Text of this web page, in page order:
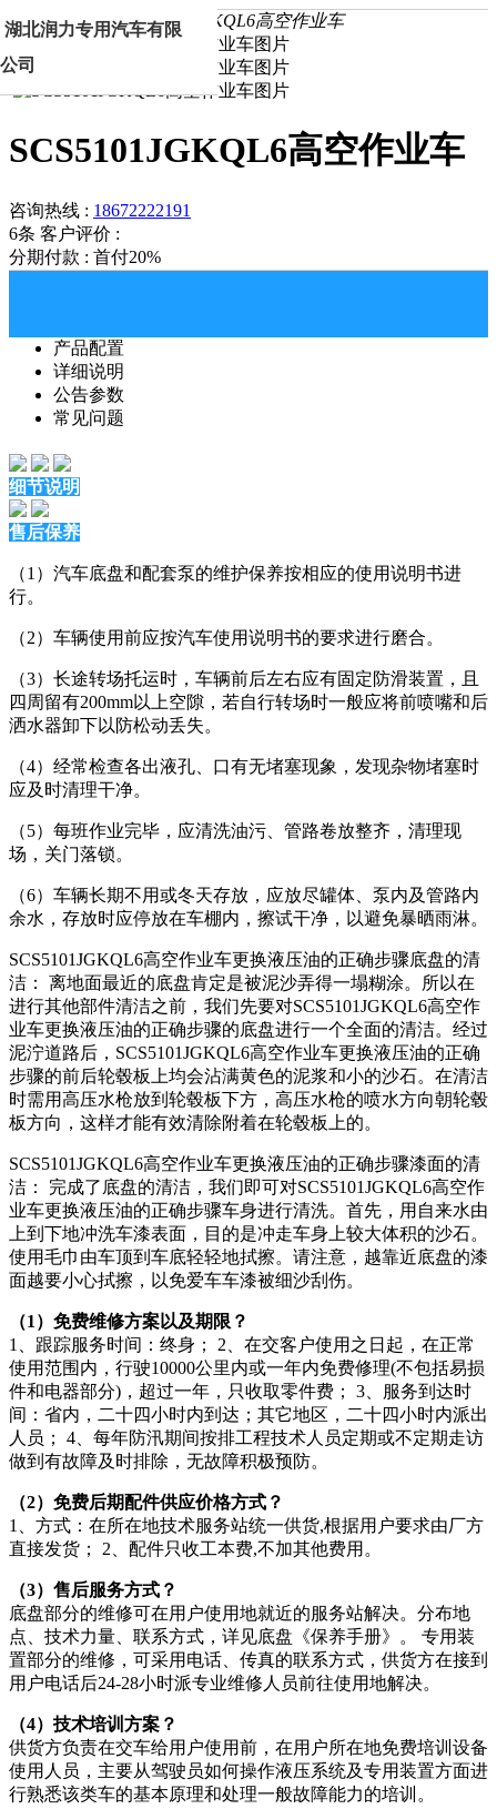
湖北润力专用汽车有限
公司
首页 产品中心 SCS5101JGKQL6高空作业车
SCS5101JGKQL6高空作业车
咨询热线 : 18672222191
6条 客户评价 :
分期付款 : 首付20%
产品配置
详细说明
公告参数
常见问题
细节说明
售后保养
（1）汽车底盘和配套泵的维护保养按相应的使用说明书进
行。
（2）车辆使用前应按汽车使用说明书的要求进行磨合。
（3）长途转场托运时，车辆前后左右应有固定防滑装置，且
四周留有200mm以上空隙，若自行转场时一般应将前喷嘴和后
洒水器卸下以防松动丢失。
（4）经常检查各出液孔、口有无堵塞现象，发现杂物堵塞时
应及时清理干净。
（5）每班作业完毕，应清洗油污、管路卷放整齐，清理现
场，关门落锁。
（6）车辆长期不用或冬天存放，应放尽罐体、泵内及管路内
余水，存放时应停放在车棚内，擦试干净，以避免暴晒雨淋。
SCS5101JGKQL6高空作业车更换液压油的正确步骤底盘的清
洁： 离地面最近的底盘肯定是被泥沙弄得一塌糊涂。所以在
进行其他部件清洁之前，我们先要对SCS5101JGKQL6高空作
业车更换液压油的正确步骤的底盘进行一个全面的清洁。经过
泥泞道路后，SCS5101JGKQL6高空作业车更换液压油的正确
步骤的前后轮毂板上均会沾满黄色的泥浆和小的沙石。在清洁
时需用高压水枪放到轮毂板下方，高压水枪的喷水方向朝轮毂
板方向，这样才能有效清除附着在轮毂板上的。
SCS5101JGKQL6高空作业车更换液压油的正确步骤漆面的清
洁： 完成了底盘的清洁，我们即可对SCS5101JGKQL6高空作
业车更换液压油的正确步骤车身进行清洗。首先，用自来水由
上到下地冲洗车漆表面，目的是冲走车身上较大体积的沙石。
使用毛巾由车顶到车底轻轻地拭擦。请注意，越靠近底盘的漆
面越要小心拭擦，以免爱车车漆被细沙刮伤。
（1）免费维修方案以及期限？
1、跟踪服务时间：终身； 2、在交客户使用之日起，在正常
使用范围内，行驶10000公里内或一年内免费修理(不包括易损
件和电器部分)，超过一年，只收取零件费； 3、服务到达时
间：省内，二十四小时内到达；其它地区，二十四小时内派出
人员； 4、每年防汛期间按排工程技术人员定期或不定期走访
做到有故障及时排除，无故障积极预防。
（2）免费后期配件供应价格方式？
1、方式：在所在地技术服务站统一供货,根据用户要求由厂方
直接发货； 2、配件只收工本费,不加其他费用。
（3）售后服务方式？
底盘部分的维修可在用户使用地就近的服务站解决。分布地
点、技术力量、联系方式，详见底盘《保养手册》。 专用装
置部分的维修，可采用电话、传真的联系方式，供货方在接到
用户电话后24-28小时派专业维修人员前往使用地解决。
（4）技术培训方案？
供货方负责在交车给用户使用前，在用户所在地免费培训设备
使用人员，主要从驾驶员如何操作液压系统及专用装置方面进
行熟悉该类车的基本原理和处理一般故障能力的培训。